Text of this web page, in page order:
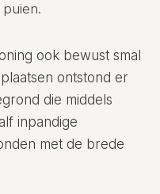
ook bewust smal
ontstond er
die middels
inpandige
met de brede